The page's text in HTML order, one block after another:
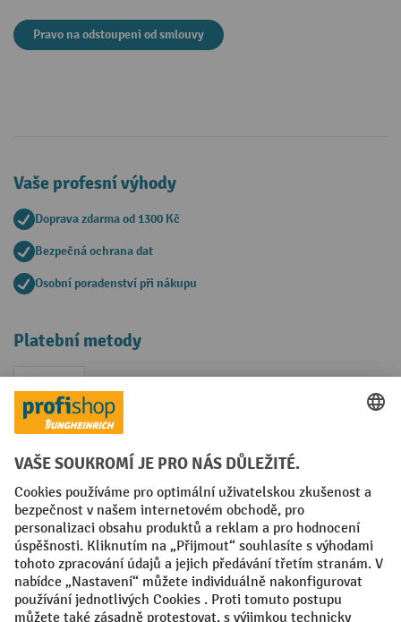
Pravo na odstoupeni od smlouvy
Vaše profesní výhody
Doprava zdarma od 1300 Kč
Bezpečná ochrana dat
Osobní poradenství při nákupu
Platební metody
Faktura
Sociální sítě
Facebook
YouTubeLinkedIn
VODP Otisk
Prohlášení o ochraně osobních údajů